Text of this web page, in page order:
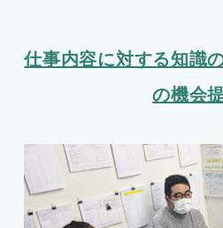
仕事内容に対する知識
の機会